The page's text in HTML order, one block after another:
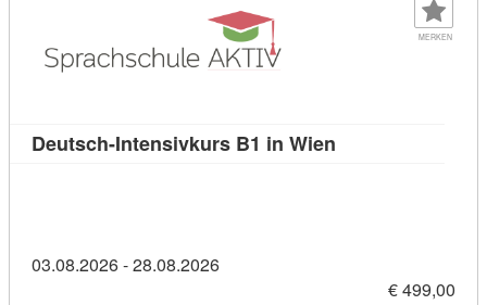
MERKEN
Deutsch-Intensivkurs B1 in Wien
03.08.2026 - 28.08.2026
€ 499,00